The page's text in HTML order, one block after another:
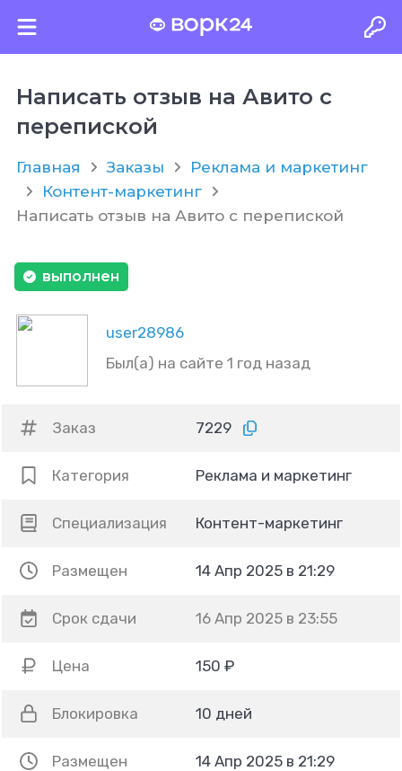
Написать отзыв на Авито с
перепиской
Главная Заказы
Реклама и маркетинг
Контент-маркетинг
Написать отзыв на Авито с перепиской
user28986
Был(а) на сайте 1 год назад
выполнен
Заказ 7229
Категория Реклама и маркетинг
Специализация Контент-маркетинг
Размещен 14 Апр 2025 в 21:29
Срок сдачи 16 Апр 2025 в 23:55
Цена 150 ₽
Блокировка 10 дней
Размещен 14 Апр 2025 в 21:29